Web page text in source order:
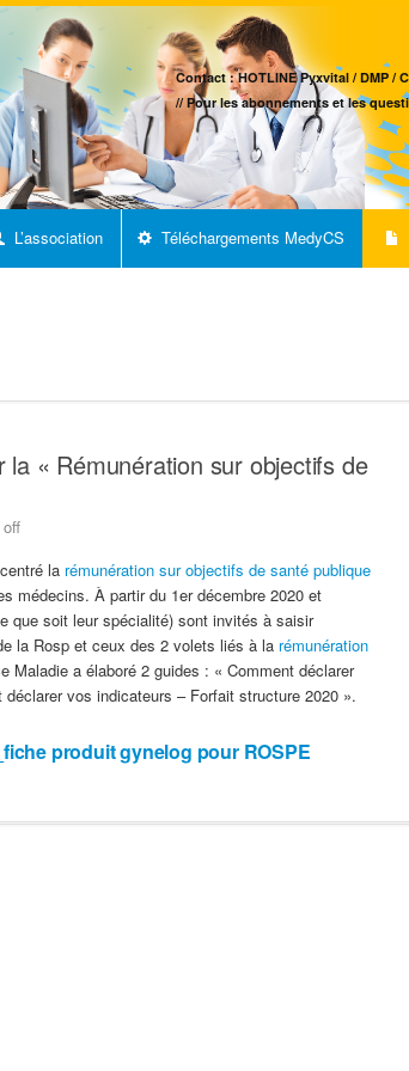
Contact : HOTLINE Pyxvital / DMP /
// Pour les abonnements et les
L’association Téléchargements MedyCS
« Rémunération sur objectifs de
la rémunération sur objectifs de santé publique
médecins. À partir du 1er décembre 2020 et
que soit leur spécialité) sont invités à saisir
la Rosp et ceux des 2 volets liés à la rémunération
Maladie a élaboré 2 guides : « Comment déclarer
vos indicateurs – Forfait structure 2020 ».
produit gynelog pour ROSPE